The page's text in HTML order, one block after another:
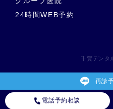
る歯の痛み 歯の損傷による歯
親知らずによる歯茎の痛み 歯周
りの筋肉の凝り、副交感神経
く感じやすくなるなど様々な
ほっぺが腫れる時の応急処置 ここでは、歯が痛い時や、歯が痛
24時間WEB予約
千賀デンタ
再診
電話予約相談